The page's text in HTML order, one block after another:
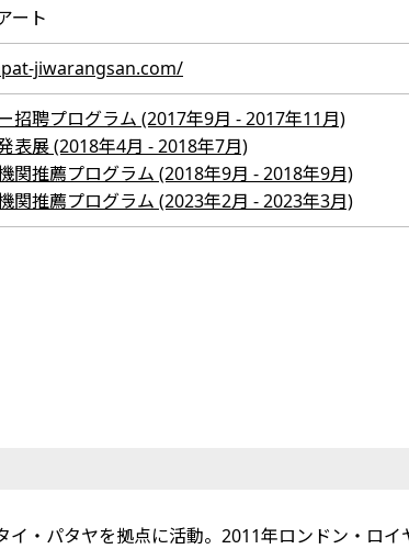
ート
jiwarangsan.com/
招聘プログラム (2017年9月 - 2017年11月)
表展 (2018年4月 - 2018年7月)
関推薦プログラム (2018年9月 - 2018年9月)
関推薦プログラム (2023年2月 - 2023年3月)
・パタヤを拠点に活動。2011年ロンドン・ロイ